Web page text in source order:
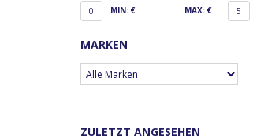
0 MIN: € MAX: € 5
MARKEN
ZULETZT ANGESEHEN